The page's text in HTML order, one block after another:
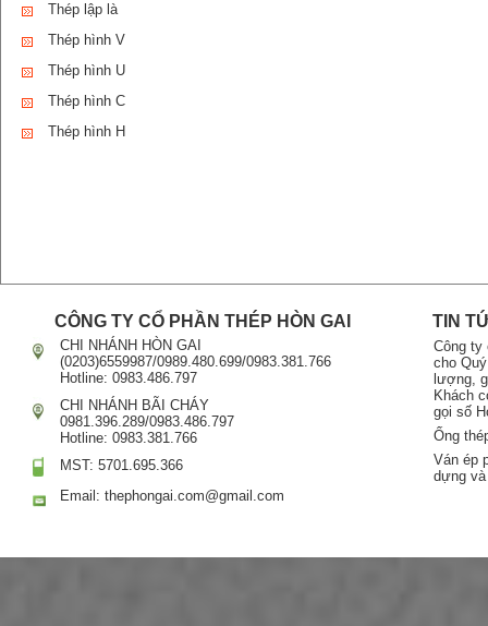
Thép lập là
Thép hình V
Thép hình U
Thép hình C
Thép hình H
CÔNG TY CỔ PHẦN THÉP HÒN GAI
CHI NHÁNH HÒN GAI
(0203)6559987/0989.480.699/0983.381.766
Hotline: 0983.486.797
CHI NHÁNH BÃI CHÁY
0981.396.289/0983.486.797
Hotline: 0983.381.766
MST: 5701.695.366
Email: thephongai.com@gmail.com
TIN
Công ty
cho
lượng,
Khách
gọi số
Ống
Ván ép
dựng